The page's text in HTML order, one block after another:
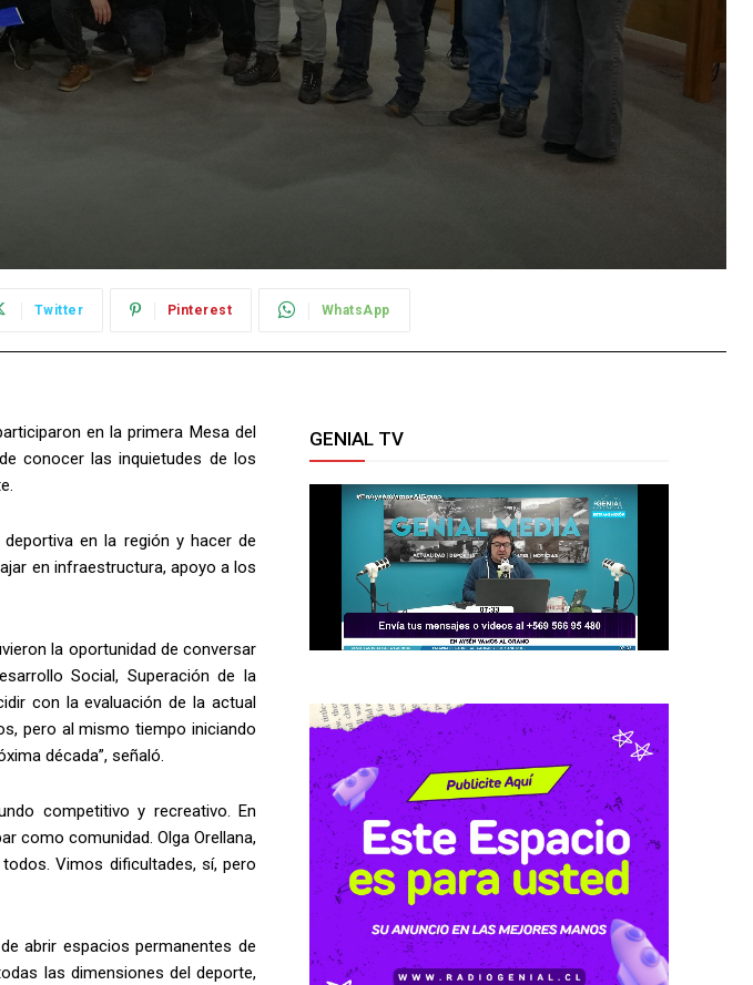
Twitter Pinterest WhatsApp
en la primera Mesa del
conocer las inquietudes de los
en la región y hacer de
en infraestructura, apoyo a los
la oportunidad de conversar
Social, Superación de la
con la evaluación de la actual
pero al mismo tiempo iniciando
década”, señaló.
competitivo y recreativo. En
como comunidad. Olga Orellana,
Vimos dificultades, sí, pero
abrir espacios permanentes de
las dimensiones del deporte,
GENIAL TV